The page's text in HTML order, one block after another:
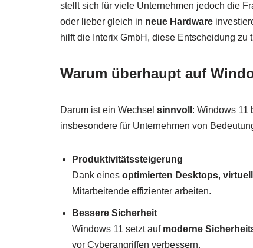
stellt sich für viele Unternehmen jedoch die
oder lieber gleich in neue Hardware
hilft die Interix GmbH, diese Entscheidung zu
Warum überhaupt auf
Darum ist ein Wechsel sinnvoll : Windows 11
insbesondere für Unternehmen von
Produktivitätssteigerung
Dank eines optimierten Desktops,
Mitarbeitende effizienter arbeiten.
Bessere Sicherheit
Windows 11 setzt auf moderne
vor Cyberangriffen verbessern.